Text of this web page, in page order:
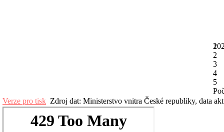
1
2
3
4
5
Verze pro tisk Zdroj dat: Ministerstvo vnitra České republiky, data